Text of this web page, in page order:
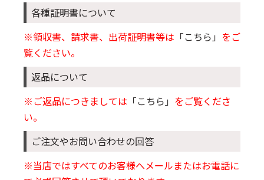
各種証明書について
※領収書、請求書、出荷証明書等は 「こちら」 をご
覧ください。
返品について
※ご返品につきましては 「こちら」 をご覧くださ
い。
ご注文やお問い合わせの回答
※当店ではすべてのお客様へメールまたはお電話に